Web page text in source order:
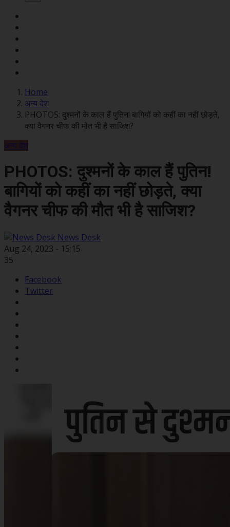
Home
अन्य देश
PHOTOS: दुश्मनों के काल हैं पुतिन! बागियों को कहीं का नहीं छोड़ते,
क्या वैगनर चीफ की मौत भी है साजिश?
अन्य देश
PHOTOS: दुश्मनों के काल हैं पुतिन!
बागियों को कहीं का नहीं छोड़ते, क्या
वैगनर चीफ की मौत भी है साजिश?
News Desk
Aug 24, 2023 - 15:15
35
Facebook
Twitter